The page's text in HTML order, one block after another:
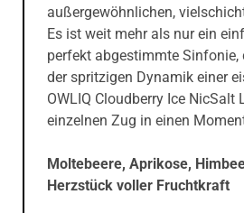
außergewöhnlichen,
Es ist weit mehr als nur ein
perfekt abgestimmte
der spritzigen Dynamik einer
OWLIQ Cloudberry Ice
einzelnen Zug in einen
Moltebeere, Aprikose,
Herzstück voller Fruchtkraft